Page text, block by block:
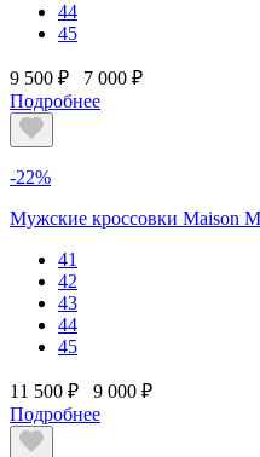
44
45
9 500 ₽
7 000 ₽
Подробнее
-22%
Мужские кроссовки Maison
41
42
43
44
45
11 500 ₽
9 000 ₽
Подробнее